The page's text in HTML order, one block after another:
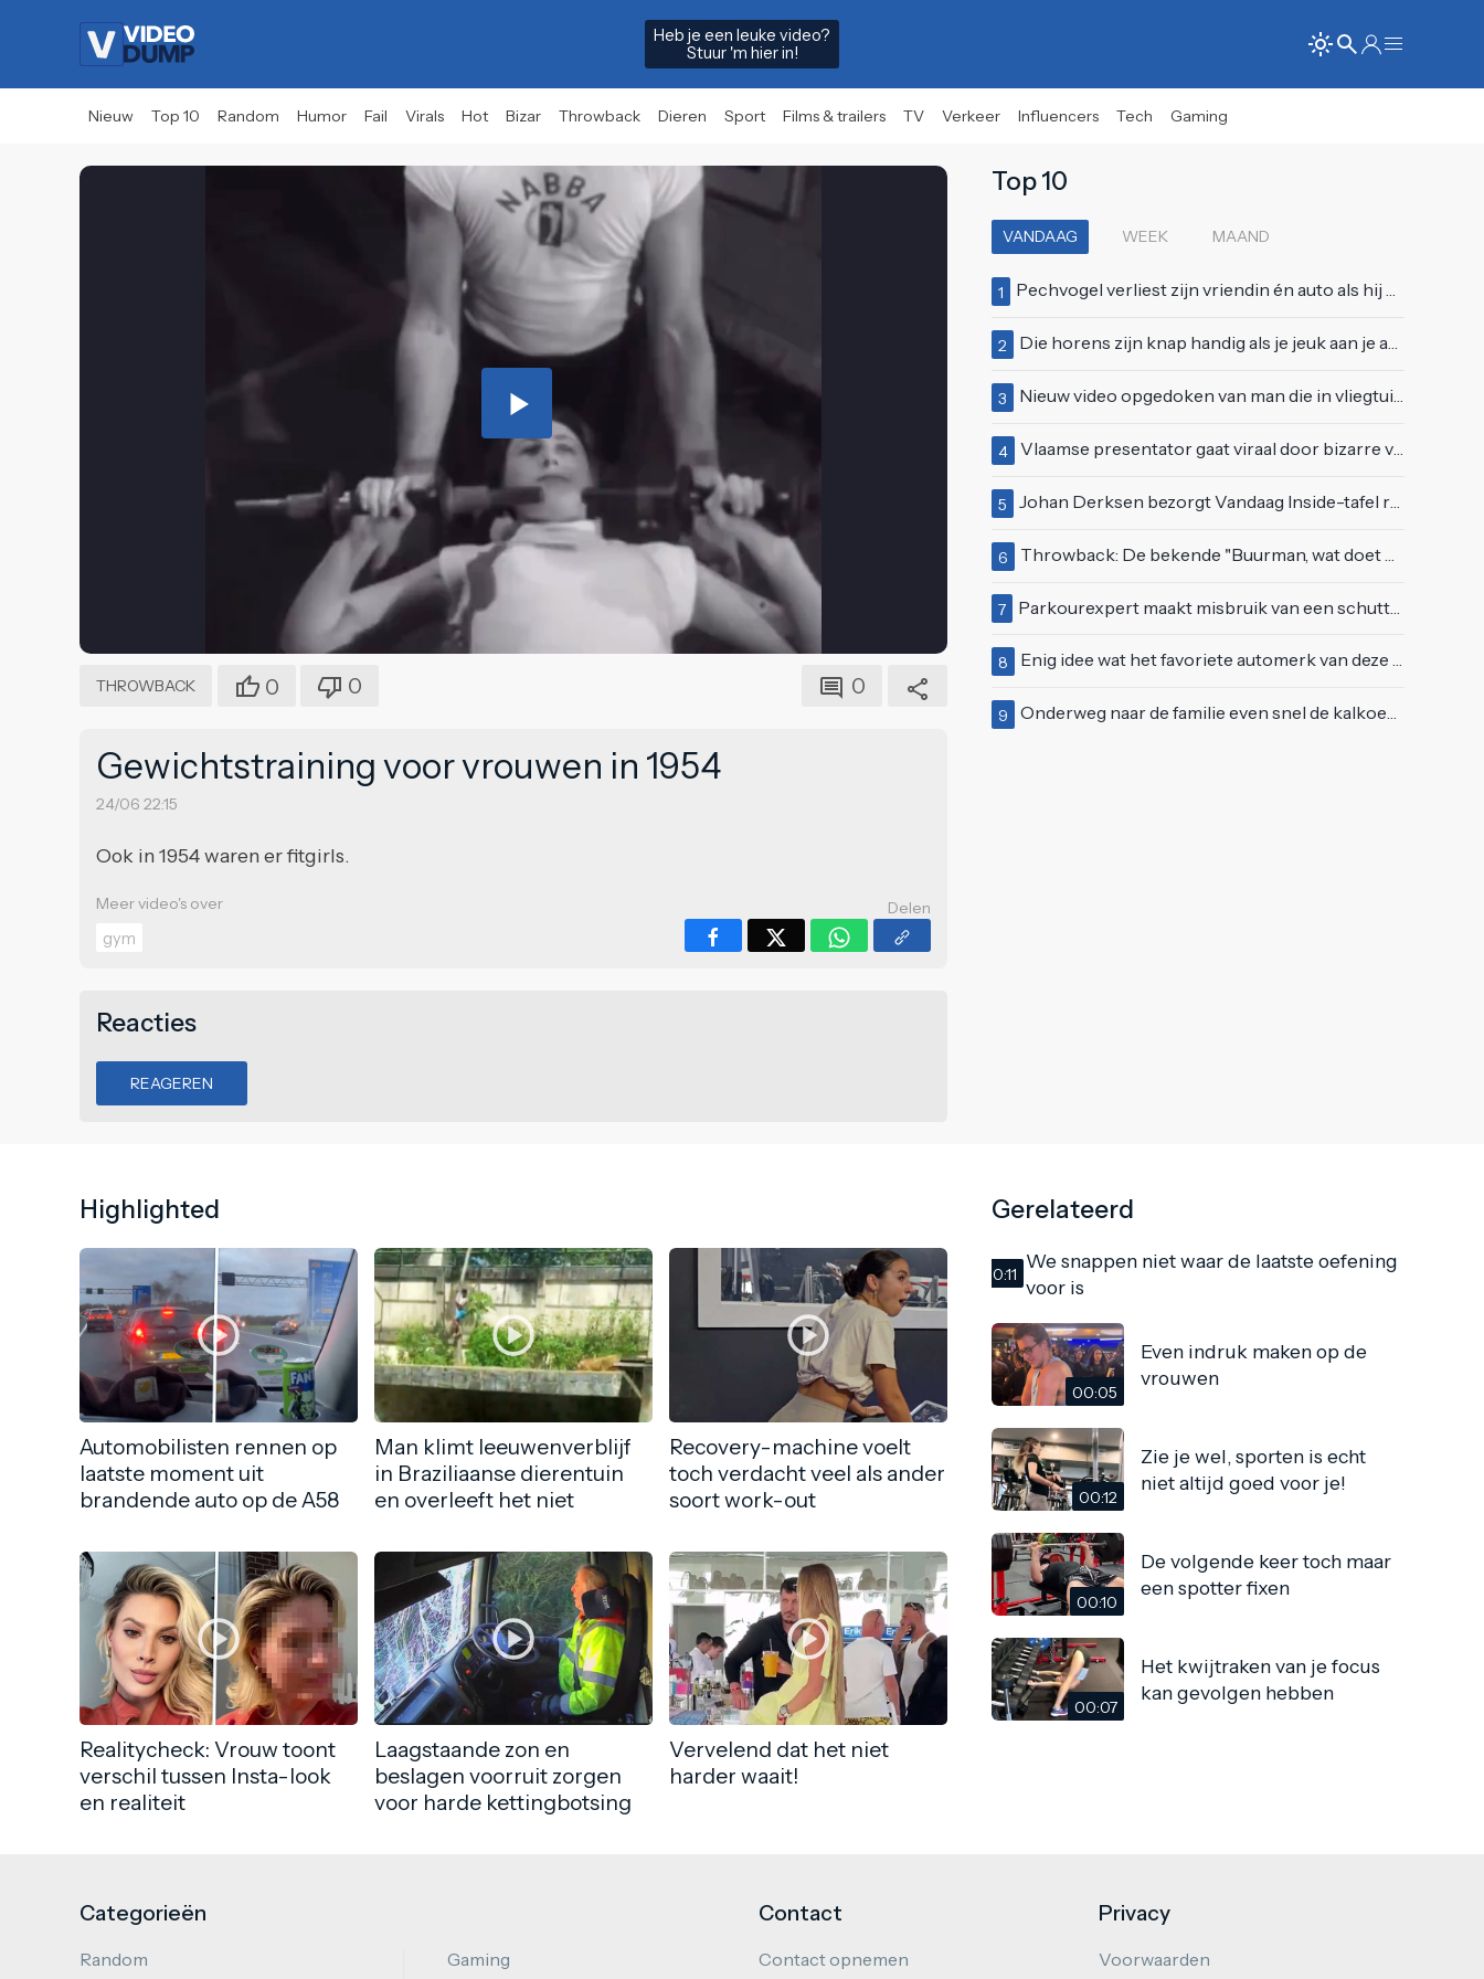
Heb je een leuke video?
Stuur 'm hier in!
Nieuw Top 10 Random Humor Fail Virals Hot Bizar Throwback Dieren Sport Films & trailers TV Verkeer Influencers Tech Gaming
Play
Video
THROWBACK 0 0 0
Gewichtstraining voor vrouwen in 1954
24/06 22:15
Ook in 1954 waren er fitgirls.
Meer video's over
gym
Delen
Reacties
REAGEREN
Top 10
VANDAAG WEEK MAAND
1 Pechvogel verliest zijn vriendin én auto als hij bocht te scherp neemt
2 Die horens zijn knap handig als je jeuk aan je arie hebt
3 Nieuw video opgedoken van man die in vliegtuigmotor springt op vliegveld Milaan
4 Vlaamse presentator gaat viraal door bizarre vertoning op live televisie: "Helemaal stijf van de bloem"
5 Johan Derksen bezorgt Vandaag Inside-tafel rode oortjes met vuig verhaal: "Dat gebeurde al in de gang"
6 Throwback: De bekende "Buurman, wat doet u nu?"-scène uit Flodder met Tatjana Šimić
7 Parkourexpert maakt misbruik van een schutting
8 Enig idee wat het favoriete automerk van deze huiseigenaar is?
9 Onderweg naar de familie even snel de kalkoen braden
Highlighted
Automobilisten rennen op
laatste moment uit
brandende auto op de A58
Man klimt leeuwenverblijf
in Braziliaanse dierentuin
en overleeft het niet
Recovery-machine voelt
toch verdacht veel als ander
soort work-out
Realitycheck: Vrouw toont
verschil tussen Insta-look
en realiteit
Laagstaande zon en
beslagen voorruit zorgen
voor harde kettingbotsing
Vervelend dat het niet
harder waait!
Gerelateerd
00:11
We snappen niet waar de laatste oefening
voor is
00:05
Even indruk maken op de
vrouwen
00:12
Zie je wel, sporten is echt
niet altijd goed voor je!
00:10
De volgende keer toch maar
een spotter fixen
00:07
Het kwijtraken van je focus
kan gevolgen hebben
Categorieën
Random Gaming
Contact
Contact opnemen
Privacy
Voorwaarden